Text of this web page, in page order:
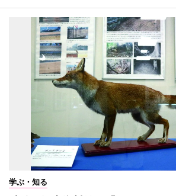
学ぶ・知る